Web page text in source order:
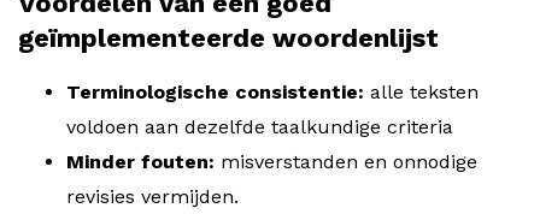
geïmplementeerde woordenlijst
Terminologische consistentie: alle teksten
voldoen aan dezelfde taalkundige criteria
Minder fouten: misverstanden en onnodige
revisies vermijden.